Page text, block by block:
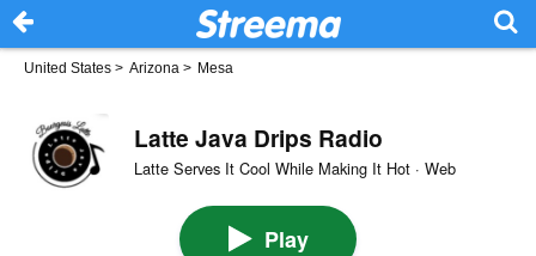
United States > Arizona > Mesa
Latte Java Drips Radio
Latte Serves It Cool While Making It Hot · Web
Play